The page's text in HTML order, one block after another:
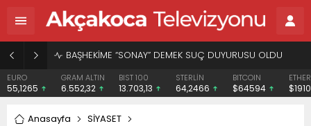
BAŞHEKİME “SONAY” DEMEK SUÇ DUYURUSU OLDU
EURO
55,1265
GRAM ALTIN
6.552,32
BIST 100
13.703,13
STERLİN
64,2466
BITCOIN
$64594
Anasayfa
SİYASET